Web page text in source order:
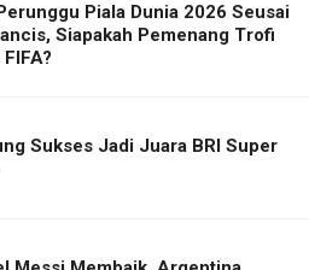
Piala Dunia 2026 Seusai
Siapakah Pemenang Trofi
Sukses Jadi Juara BRI Super